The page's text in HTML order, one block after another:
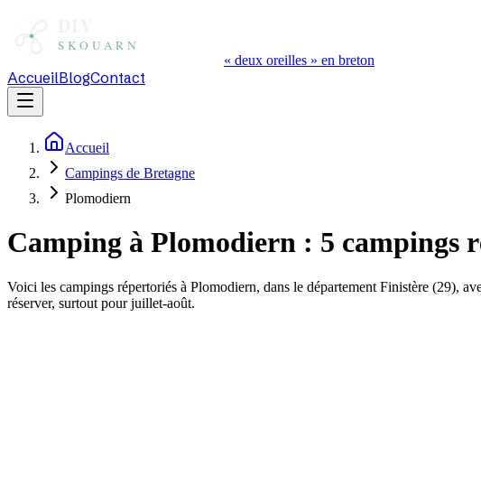
« deux oreilles » en breton
AccueilBlogContact
Accueil
Campings de Bretagne
Plomodiern
Camping à Plomodiern : 5 campings
Voici les campings répertoriés à Plomodiern, dans le département Finistère (29),
réserver, surtout pour juillet-août.